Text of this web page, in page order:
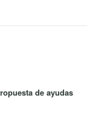
de ayudas